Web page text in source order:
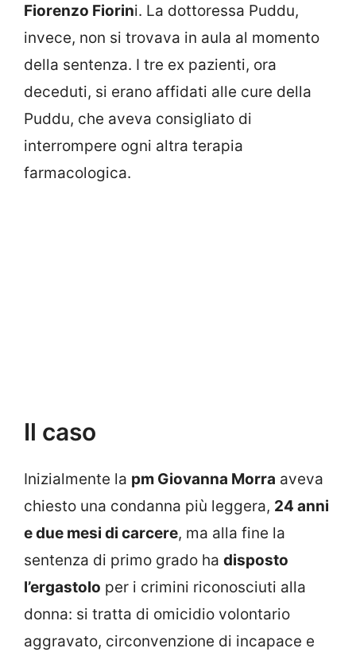
Fiorenzo Fiorini. La dottoressa Puddu,
invece, non si trovava in aula al momento
della sentenza. I tre ex pazienti, ora
deceduti, si erano affidati alle cure della
Puddu, che aveva consigliato di
interrompere ogni altra terapia
farmacologica.
Il caso
Inizialmente la pm Giovanna Morra aveva
chiesto una condanna più leggera, 24 anni
e due mesi di carcere, ma alla fine la
sentenza di primo grado ha disposto
l’ergastolo per i crimini riconosciuti alla
donna: si tratta di omicidio volontario
aggravato, circonvenzione di incapace e